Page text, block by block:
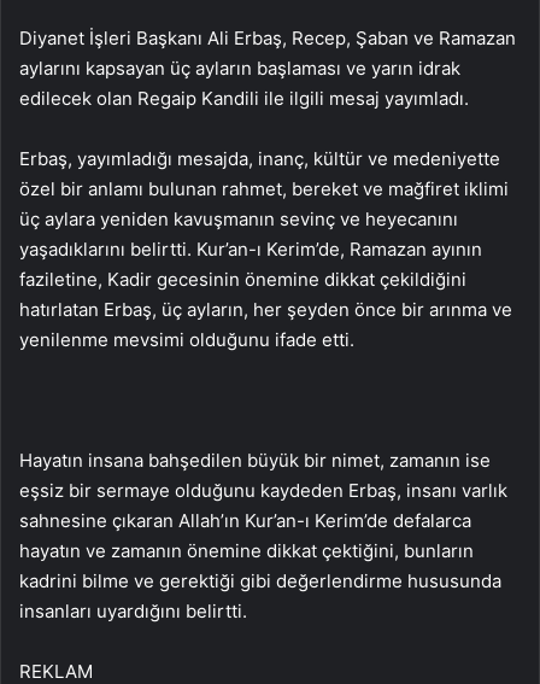
Diyanet İşleri Başkanı Ali Erbaş, Recep, Şaban ve Ramazan
aylarını kapsayan üç ayların başlaması ve yarın idrak
edilecek olan Regaip Kandili ile ilgili mesaj yayımladı.
Erbaş, yayımladığı mesajda, inanç, kültür ve medeniyette
özel bir anlamı bulunan rahmet, bereket ve mağfiret iklimi
üç aylara yeniden kavuşmanın sevinç ve heyecanını
yaşadıklarını belirtti. Kur’an-ı Kerim’de, Ramazan ayının
faziletine, Kadir gecesinin önemine dikkat çekildiğini
hatırlatan Erbaş, üç ayların, her şeyden önce bir arınma ve
yenilenme mevsimi olduğunu ifade etti.
Hayatın insana bahşedilen büyük bir nimet, zamanın ise
eşsiz bir sermaye olduğunu kaydeden Erbaş, insanı varlık
sahnesine çıkaran Allah’ın Kur’an-ı Kerim’de defalarca
hayatın ve zamanın önemine dikkat çektiğini, bunların
kadrini bilme ve gerektiği gibi değerlendirme hususunda
insanları uyardığını belirtti.
REKLAM